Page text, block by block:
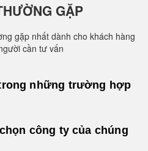
GẶP
gặp nhất dành cho khách hàng
cần tư vấn
những trường hợp
công ty của chúng